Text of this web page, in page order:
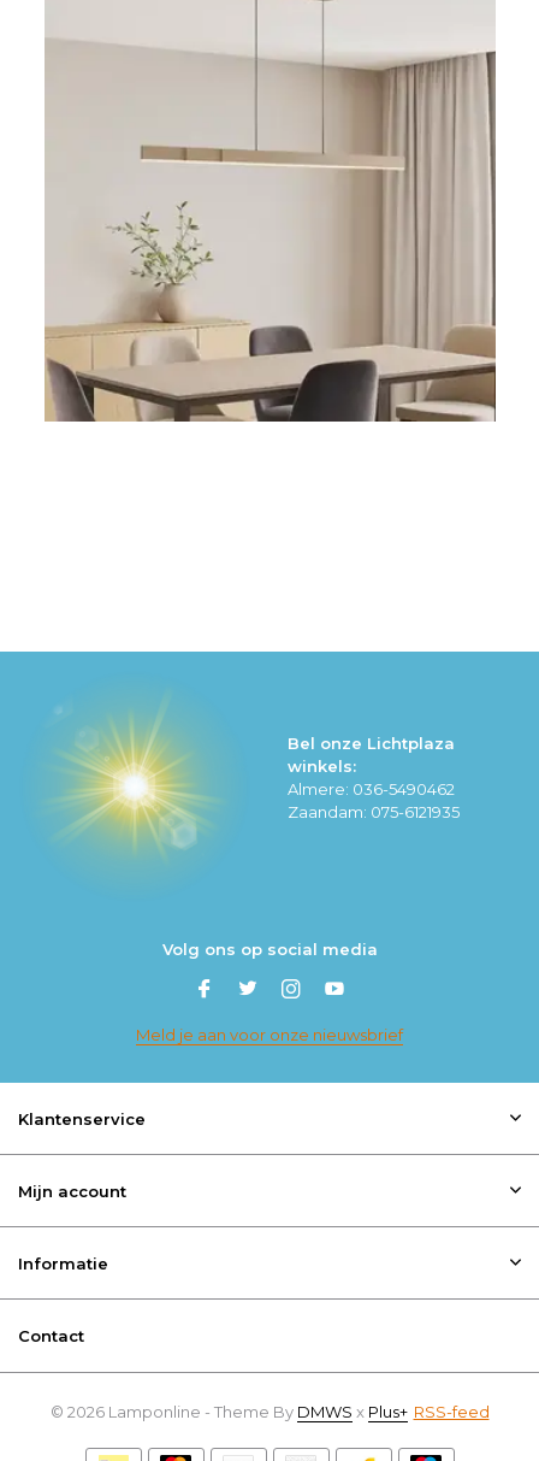
Bel onze Lichtplaza
winkels:
Almere: 036-5490462
Zaandam: 075-6121935
Volg ons op social media
Meld je aan voor onze nieuwsbrief
Klantenservice
Mijn account
Informatie
Contact
© 2026 Lamponline - Theme By DMWS x Plus+ RSS-feed